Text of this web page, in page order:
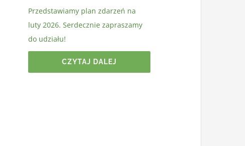
Przedstawiamy plan zdarzeń na
luty 2026. Serdecznie zapraszamy
do udziału!
CZYTAJ DALEJ